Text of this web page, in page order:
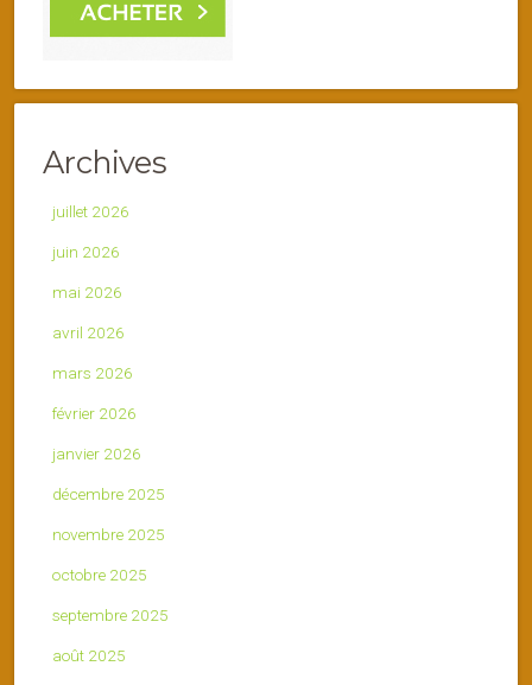
Archives
juillet 2026
juin 2026
mai 2026
avril 2026
mars 2026
février 2026
janvier 2026
décembre 2025
novembre 2025
octobre 2025
septembre 2025
août 2025